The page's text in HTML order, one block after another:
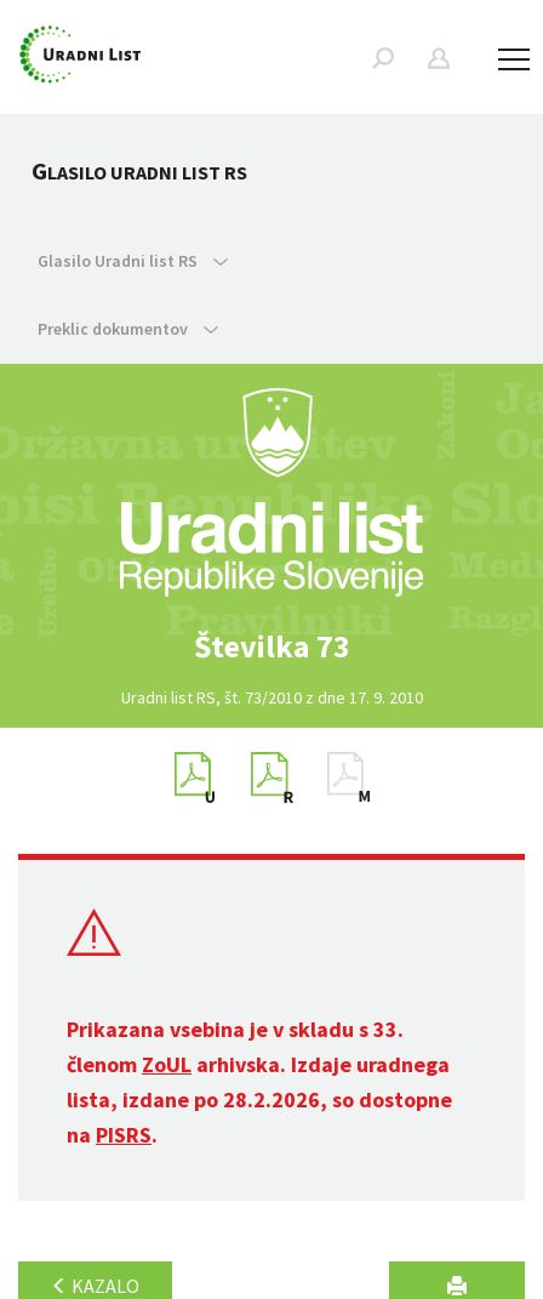
GLASILO URADNI LIST RS
Glasilo Uradni list RS
Preklic dokumentov
Številka 73
Uradni list RS, št. 73/2010 z dne 17. 9. 2010
Prikazana vsebina je v skladu s 33.
členom ZoUL arhivska. Izdaje uradnega
lista, izdane po 28.2.2026, so dostopne
na PISRS.
KAZALO